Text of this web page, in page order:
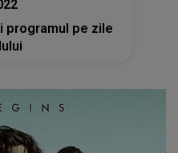
programul pe zile